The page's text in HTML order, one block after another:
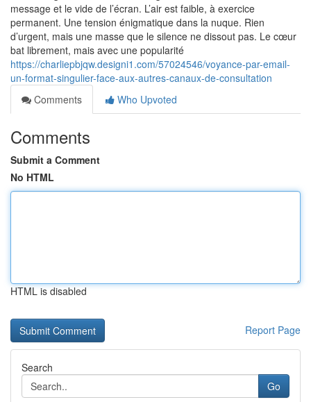
message et le vide de l’écran. L’air est faible, à exercice
permanent. Une tension énigmatique dans la nuque. Rien
d’urgent, mais une masse que le silence ne dissout pas. Le cœur
bat librement, mais avec une popularité
https://charliepbjqw.designi1.com/57024546/voyance-par-email-
un-format-singulier-face-aux-autres-canaux-de-consultation
Comments
Who Upvoted
Comments
Submit a Comment
No HTML
HTML is disabled
Report Page
Search
Go